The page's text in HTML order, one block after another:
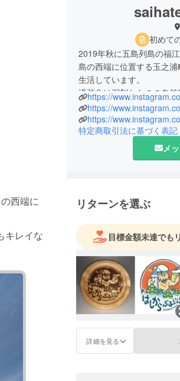
西端に
キレイな
初めて
2019年秋に五島列島の福江
島の西端に位置する玉之
生活しています。
過疎化は深刻なものの自然
絶景も遊び場も沢山あるこ
んでもらいたい！
そう思い、仲間と共に観
てのむら）」を造ってい
るーいんぐ」をかかげク
将来の夢は
五島でホップを生産する！
五島産ホップを使ったビ
五島にクラフトビール醸
まだまだやりたい事の全
んでいます。
現在は同じく玉之浦町玉之
ビエ部門で捕獲鳥獣の食
西端の邨も夢株式会社の
https://
https://
https://
特定商取引法に基づく表記
メ
リターンを選ぶ
目標金額未達でも
詳細を見る